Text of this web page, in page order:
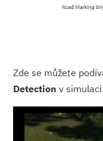
Zde se můžete
Detection v